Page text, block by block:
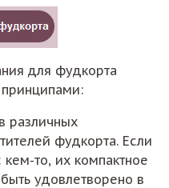
для фудкорта
различных
фудкорта. Если
то, их компактное
удовлетворено в